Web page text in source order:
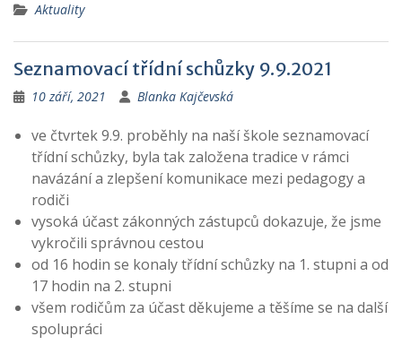
Aktuality
Seznamovací třídní schůzky 9.9.2021
10 září, 2021 Blanka Kajčevská
ve čtvrtek 9.9. proběhly na naší škole seznamovací
třídní schůzky, byla tak založena tradice v rámci
navázání a zlepšení komunikace mezi pedagogy a
rodiči
vysoká účast zákonných zástupců dokazuje, že jsme
vykročili správnou cestou
od 16 hodin se konaly třídní schůzky na 1. stupni a od
17 hodin na 2. stupni
všem rodičům za účast děkujeme a těšíme se na další
spolupráci